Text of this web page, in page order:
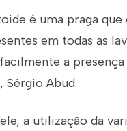
é uma praga
em todas as
a presença
Sérgio Abud.
a utilização da